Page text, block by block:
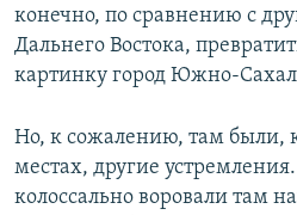
конечно, по сравнению с
Дальнего Востока,
картинку город Южно-
Но, к сожалению, там были,
местах, другие
колоссально воровали там